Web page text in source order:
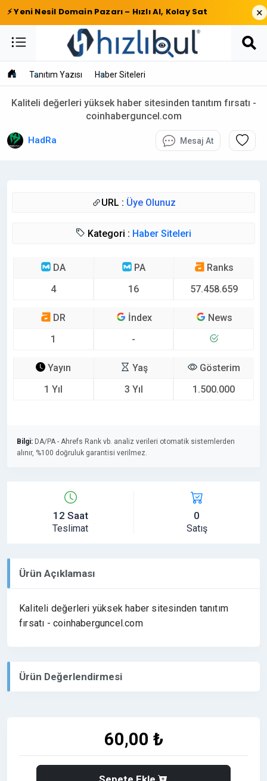
⚡ Yeni Nesil Domain Pazarı – Hızlı Al, Kolay Sat ×
Tanıtım Yazısı Haber Siteleri
Kaliteli değerleri yüksek haber sitesinden tanıtım fırsatı -
coinhaberguncel.com
HadRa Mesaj At
URL : Üye Olunuz
Kategori : Haber Siteleri
DA
4
PA
16
Ranks
57.458.659
DR
1
İndex
-
News
Yayın
1 Yıl
Yaş
3 Yıl
Gösterim
1.500.000
Bilgi: DA/PA - Ahrefs Rank vb. analiz verileri otomatik sistemlerden
alınır, %100 doğruluk garantisi verilmez.
12 Saat
Teslimat
0
Satış
Ürün Açıklaması
Kaliteli değerleri yüksek haber sitesinden tanıtım
fırsatı - coinhaberguncel.com
Ürün Değerlendirmesi
60,00 ₺